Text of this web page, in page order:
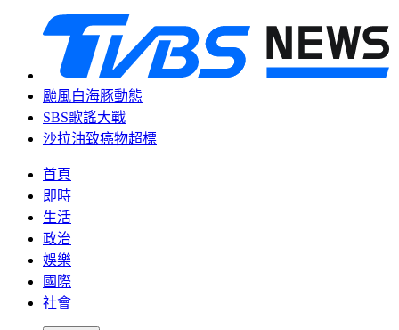
颱風白海豚動態
SBS歌謠大戰
沙拉油致癌物超標
首頁
即時
生活
政治
娛樂
國際
社會